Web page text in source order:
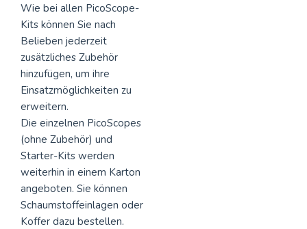
Wie bei allen PicoScope-
Kits können Sie nach
Belieben jederzeit
zusätzliches Zubehör
hinzufügen, um ihre
Einsatzmöglichkeiten zu
erweitern.
Die einzelnen PicoScopes
(ohne Zubehör) und
Starter-Kits werden
weiterhin in einem Karton
angeboten. Sie können
Schaumstoffeinlagen oder
Koffer dazu bestellen.